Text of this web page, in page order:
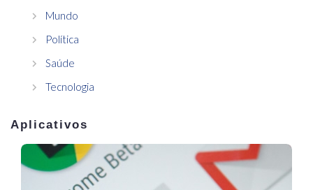
Mundo
Política
Saúde
Tecnologia
Aplicativos